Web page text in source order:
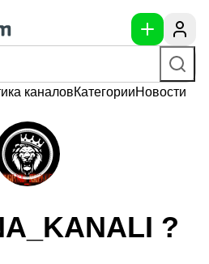
каналовКатегорииНовости
?